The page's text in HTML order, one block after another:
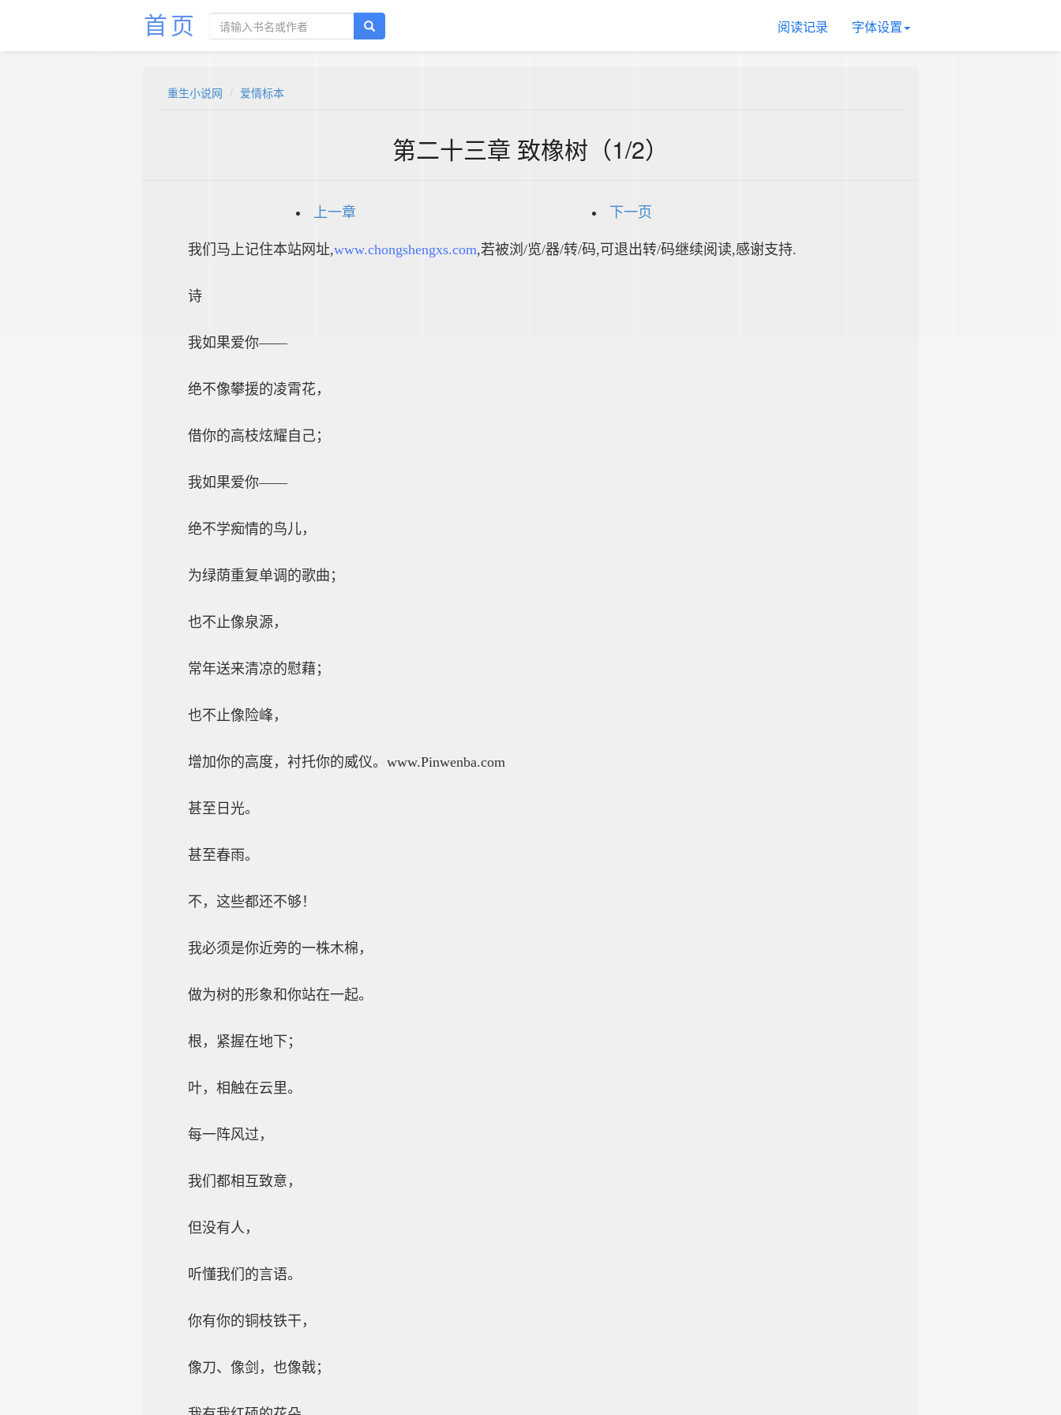
首页 阅读记录 字体设置
重生小说网 爱情标本
第二十三章 致橡树（1/2）
上一章 下一页
我们马上记住本站网址,www.chongshengxs.com,若被浏/览/器/转/码,可退出转/码继续阅读,感谢支持.
诗
我如果爱你——
绝不像攀援的凌霄花，
借你的高枝炫耀自己；
我如果爱你——
绝不学痴情的鸟儿，
为绿荫重复单调的歌曲；
也不止像泉源，
常年送来清凉的慰藉；
也不止像险峰，
增加你的高度，衬托你的威仪。www.Pinwenba.com
甚至日光。
甚至春雨。
不，这些都还不够！
我必须是你近旁的一株木棉，
做为树的形象和你站在一起。
根，紧握在地下；
叶，相触在云里。
每一阵风过，
我们都相互致意，
但没有人，
听懂我们的言语。
你有你的铜枝铁干，
像刀、像剑，也像戟；